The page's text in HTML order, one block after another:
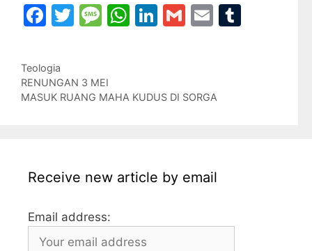
F
c
e
b
k
T
er
M
s
a
W
A
Li
dI
G
E
Categories
Teologia
RENUNGAN 3 MEI
MASUK RUANG MAHA KUDUS DI SORGA
Receive new article by email
Email address: